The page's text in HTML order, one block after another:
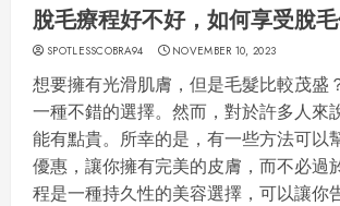
脫毛療程好不好，如何享受脫
SPOTLESSCOBRA94 NOVEMBER 10, 2023
想要擁有光滑肌膚，但是毛髮比較茂盛
一種不錯的選擇。然而，對於許多人來
能有點貴。所幸的是，有一些方法可以
優惠，讓你擁有完美的皮膚，而不必過
程是一種持久性的美容選擇，可以讓你